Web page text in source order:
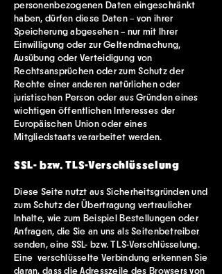
personenbezogenen Daten eingeschränkt
haben, dürfen diese Daten – von ihrer
Speicherung abgesehen – nur mit Ihrer
Einwilligung oder zur Geltendmachung,
Ausübung oder Verteidigung von
Rechtsansprüchen oder zum Schutz der
Rechte einer anderen natürlichen oder
juristischen Person oder aus Gründen eines
wichtigen öffentlichen Interesses der
Europäischen Union oder eines
Mitgliedstaats verarbeitet werden.
SSL- bzw. TLS-Verschlüsselung
Diese Seite nutzt aus Sicherheitsgründen und
zum Schutz der Übertragung vertraulicher
Inhalte, wie zum Beispiel Bestellungen oder
Anfragen, die Sie an uns als Seitenbetreiber
senden, eine SSL- bzw. TLS-Verschlüsselung.
Eine verschlüsselte Verbindung erkennen Sie
daran, dass die Adresszeile des Browsers von